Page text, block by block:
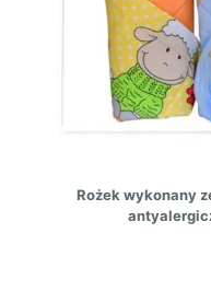
Rożek wykonany